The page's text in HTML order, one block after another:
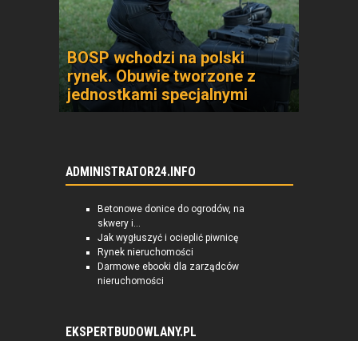
BOSP wchodzi na polski
rynek. Obuwie tworzone z
jednostkami specjalnymi
ADMINISTRATOR24.INFO
Betonowe donice do ogrodów, na
skwery i...
Jak wygłuszyć i ocieplić piwnicę
Rynek nieruchomości
Darmowe ebooki dla zarządców
nieruchomości
EKSPERTBUDOWLANY.PL